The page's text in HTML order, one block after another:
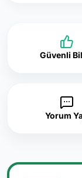
Güvenli
Yorum